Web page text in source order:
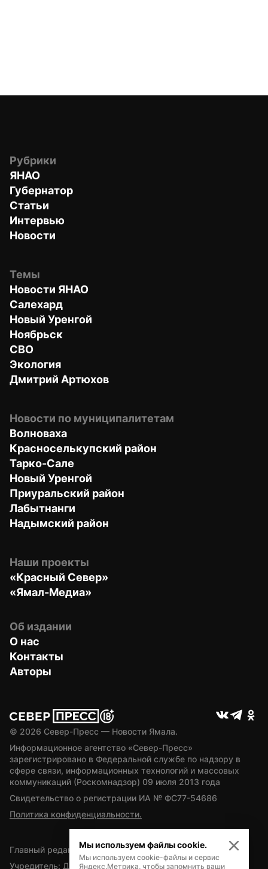
Рубрики
ЯНАО
Губернатор
Статьи
Интервью
Новости
Темы
Новости ЯНАО
Салехард
Новый Уренгой
Ноябрьск
СВО
Экология
Дмитрий Артюхов
Новости по муниципалитетам
Волноваха
Красноселькупский район
Тарко-Сале
Новый Уренгой
Приуральский район
Лабытнанги
Надымский район
Наши проекты
«Красный Север»
«Ямал-Медиа»
Об издании
О нас
Контакты
Авторы
© 2026 Север-Пресс — Новости Ямала.
Информационное агентство «Север-Пресс»
зарегистрировано в Федеральной службе по надзору в
сфере связи, информационных технологий и массовых
коммуникаций (Роскомнадзор) 09 июля 2013 года
Свидетельство о регистрации ИА № ФС77-54686
Политика конфиденциальности.
Главный редактор — А.Л. Поздеев
Учредитель: Департамент внутренней политики Ямало-
Мы используем файлы cookie.
Мы используем cookie-файлы и сервис
Яндекс.Метрика, чтобы запомнить ваши